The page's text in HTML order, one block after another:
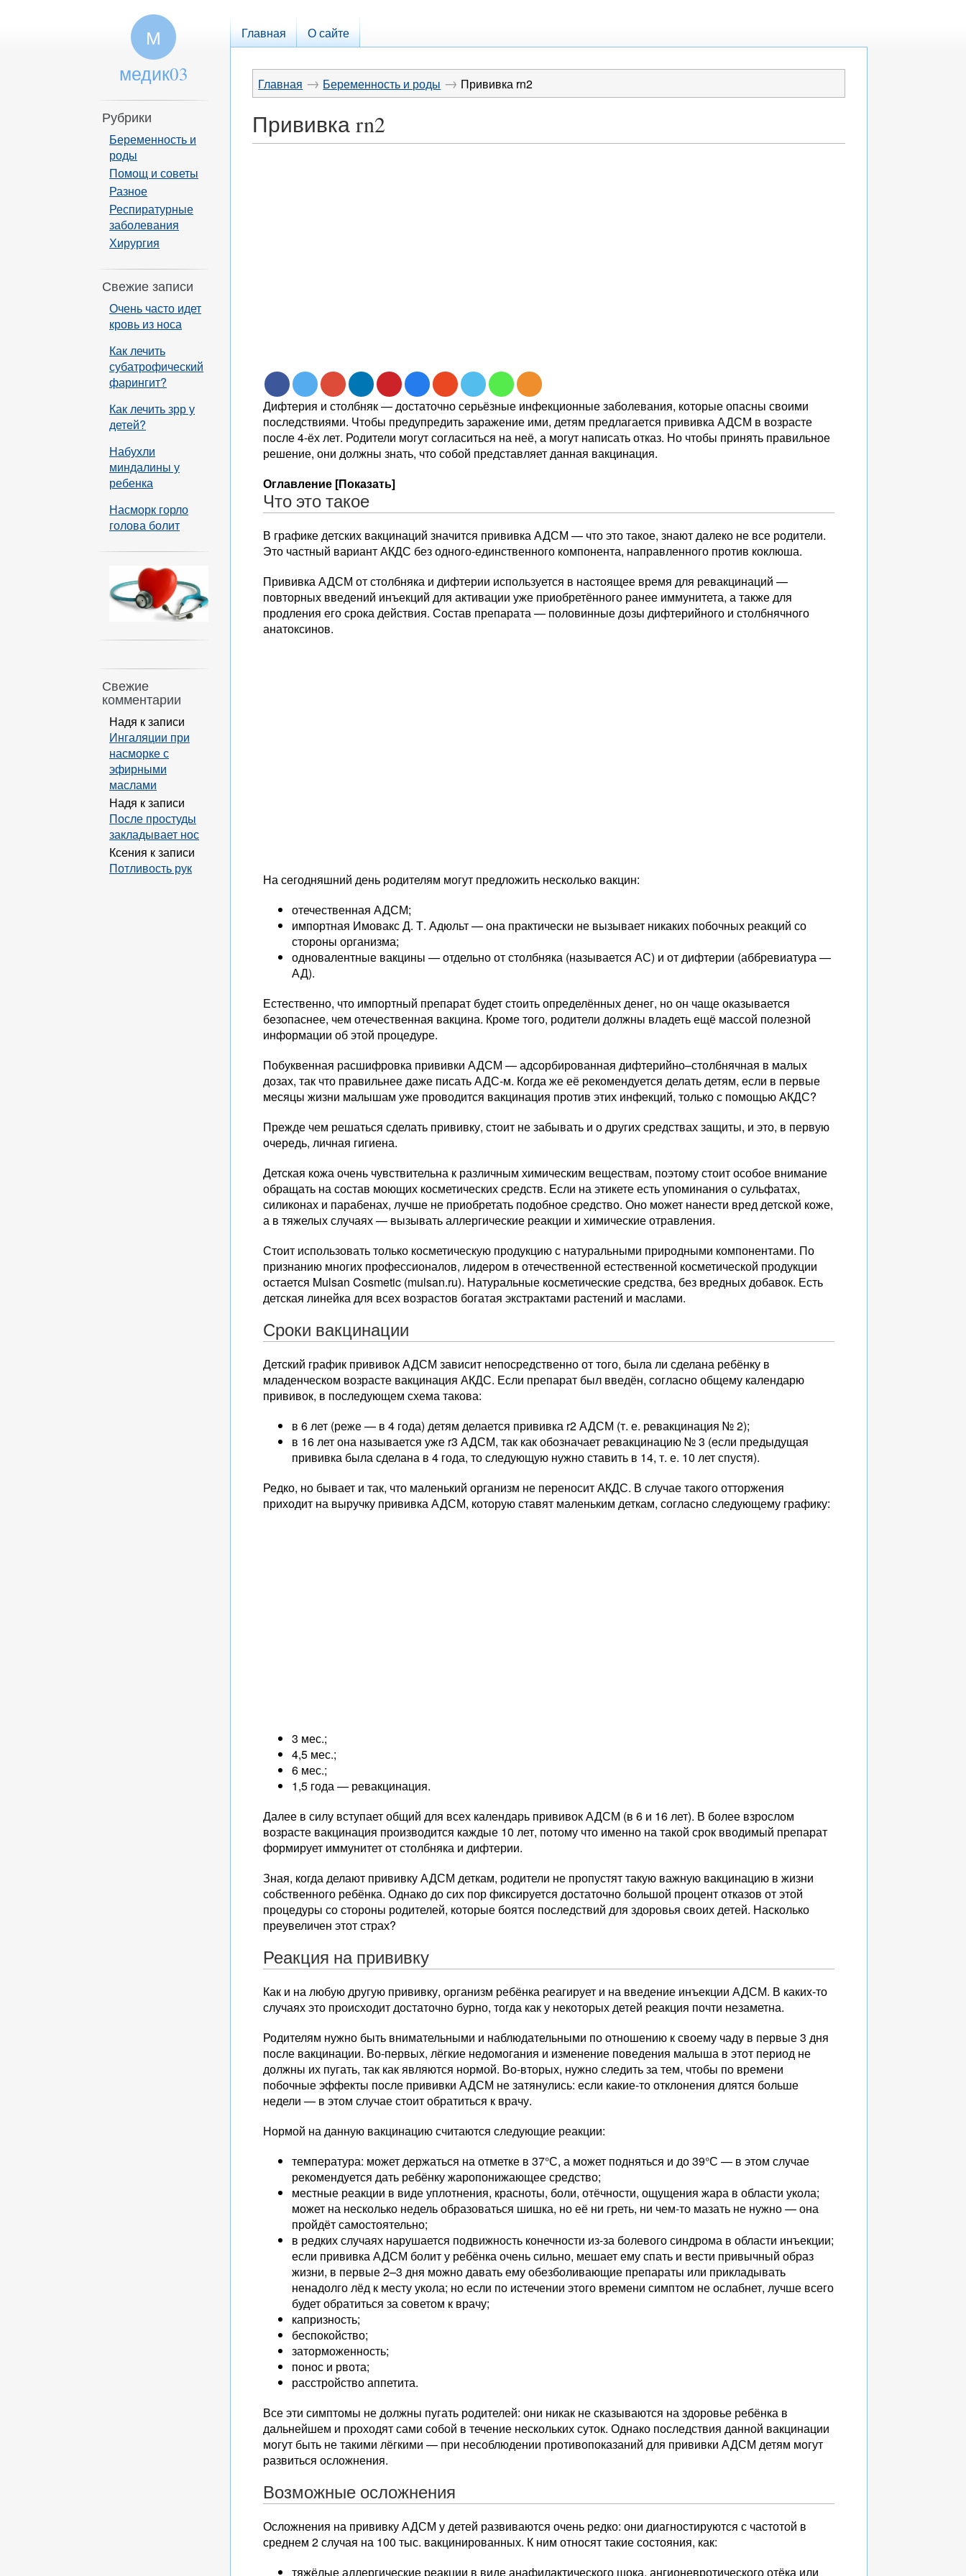
Главная О сайте
Главная → Беременность и роды → Прививка rn2
Прививка rn2
Дифтерия и столбняк — достаточно серьёзные инфекционные заболевания, которые опасны своими
последствиями. Чтобы предупредить заражение ими, детям предлагается прививка АДСМ в возрасте
после 4-ёх лет. Родители могут согласиться на неё, а могут написать отказ. Но чтобы принять правильное
решение, они должны знать, что собой представляет данная вакцинация.
Оглавление [Показать]
Что это такое
В графике детских вакцинаций значится прививка АДСМ — что это такое, знают далеко не все родители.
Это частный вариант АКДС без одного-единственного компонента, направленного против коклюша.
Прививка АДСМ от столбняка и дифтерии используется в настоящее время для ревакцинаций —
повторных введений инъекций для активации уже приобретённого ранее иммунитета, а также для
продления его срока действия. Состав препарата — половинные дозы дифтерийного и столбнячного
анатоксинов.
На сегодняшний день родителям могут предложить несколько вакцин:
отечественная АДСМ;
импортная Имовакс Д. Т. Адюльт — она практически не вызывает никаких побочных реакций со
стороны организма;
одновалентные вакцины — отдельно от столбняка (называется АС) и от дифтерии (аббревиатура —
АД).
Естественно, что импортный препарат будет стоить определённых денег, но он чаще оказывается
безопаснее, чем отечественная вакцина. Кроме того, родители должны владеть ещё массой полезной
информации об этой процедуре.
Побуквенная расшифровка прививки АДСМ — адсорбированная дифтерийно–столбнячная в малых
дозах, так что правильнее даже писать АДС-м. Когда же её рекомендуется делать детям, если в первые
месяцы жизни малышам уже проводится вакцинация против этих инфекций, только с помощью АКДС?
Прежде чем решаться сделать прививку, стоит не забывать и о других средствах защиты, и это, в первую
очередь, личная гигиена.
Детская кожа очень чувствительна к различным химическим веществам, поэтому стоит особое внимание
обращать на состав моющих косметических средств. Если на этикете есть упоминания о сульфатах,
силиконах и парабенах, лучше не приобретать подобное средство. Оно может нанести вред детской коже,
а в тяжелых случаях — вызывать аллергические реакции и химические отравления.
Стоит использовать только косметическую продукцию с натуральными природными компонентами. По
признанию многих профессионалов, лидером в отечественной естественной косметической продукции
остается Mulsan Cosmetic (mulsan.ru). Натуральные косметические средства, без вредных добавок. Есть
детская линейка для всех возрастов богатая экстрактами растений и маслами.
Сроки вакцинации
Детский график прививок АДСМ зависит непосредственно от того, была ли сделана ребёнку в
младенческом возрасте вакцинация АКДС. Если препарат был введён, согласно общему календарю
прививок, в последующем схема такова:
в 6 лет (реже — в 4 года) детям делается прививка r2 АДСМ (т. е. ревакцинация № 2);
в 16 лет она называется уже r3 АДСМ, так как обозначает ревакцинацию № 3 (если предыдущая
прививка была сделана в 4 года, то следующую нужно ставить в 14, т. е. 10 лет спустя).
Редко, но бывает и так, что маленький организм не переносит АКДС. В случае такого отторжения
приходит на выручку прививка АДСМ, которую ставят маленьким деткам, согласно следующему графику:
3 мес.;
4,5 мес.;
6 мес.;
1,5 года — ревакцинация.
Далее в силу вступает общий для всех календарь прививок АДСМ (в 6 и 16 лет). В более взрослом
возрасте вакцинация производится каждые 10 лет, потому что именно на такой срок вводимый препарат
формирует иммунитет от столбняка и дифтерии.
Зная, когда делают прививку АДСМ деткам, родители не пропустят такую важную вакцинацию в жизни
собственного ребёнка. Однако до сих пор фиксируется достаточно большой процент отказов от этой
процедуры со стороны родителей, которые боятся последствий для здоровья своих детей. Насколько
преувеличен этот страх?
Реакция на прививку
Как и на любую другую прививку, организм ребёнка реагирует и на введение инъекции АДСМ. В каких-то
случаях это происходит достаточно бурно, тогда как у некоторых детей реакция почти незаметна.
Родителям нужно быть внимательными и наблюдательными по отношению к своему чаду в первые 3 дня
после вакцинации. Во-первых, лёгкие недомогания и изменение поведения малыша в этот период не
должны их пугать, так как являются нормой. Во-вторых, нужно следить за тем, чтобы по времени
побочные эффекты после прививки АДСМ не затянулись: если какие-то отклонения длятся больше
недели — в этом случае стоит обратиться к врачу.
Нормой на данную вакцинацию считаются следующие реакции:
температура: может держаться на отметке в 37°С, а может подняться и до 39°С — в этом случае
рекомендуется дать ребёнку жаропонижающее средство;
местные реакции в виде уплотнения, красноты, боли, отёчности, ощущения жара в области укола;
может на несколько недель образоваться шишка, но её ни греть, ни чем-то мазать не нужно — она
пройдёт самостоятельно;
в редких случаях нарушается подвижность конечности из-за болевого синдрома в области инъекции;
если прививка АДСМ болит у ребёнка очень сильно, мешает ему спать и вести привычный образ
жизни, в первые 2–3 дня можно давать ему обезболивающие препараты или прикладывать
ненадолго лёд к месту укола; но если по истечении этого времени симптом не ослабнет, лучше всего
будет обратиться за советом к врачу;
капризность;
беспокойство;
заторможенность;
понос и рвота;
расстройство аппетита.
Все эти симптомы не должны пугать родителей: они никак не сказываются на здоровье ребёнка в
дальнейшем и проходят сами собой в течение нескольких суток. Однако последствия данной вакцинации
могут быть не такими лёгкими — при несоблюдении противопоказаний для прививки АДСМ детям могут
развиться осложнения.
Возможные осложнения
Осложнения на прививку АДСМ у детей развиваются очень редко: они диагностируются с частотой в
среднем 2 случая на 100 тыс. вакцинированных. К ним относят такие состояния, как:
тяжёлые аллергические реакции в виде анафилактического шока, ангионевротического отёка или
М
медик03
Рубрики
Беременность и
роды
Помощ и советы
Разное
Респиратурные
заболевания
Хирургия
Свежие записи
Очень часто идет
кровь из носа
Как лечить
субатрофический
фарингит?
Как лечить зрр у
детей?
Набухли
миндалины у
ребенка
Насморк горло
голова болит
Свежие
комментарии
Надя к записи
Ингаляции при
насморке с
эфирными
маслами
Надя к записи
После простуды
закладывает нос
Ксения к записи
Потливость рук